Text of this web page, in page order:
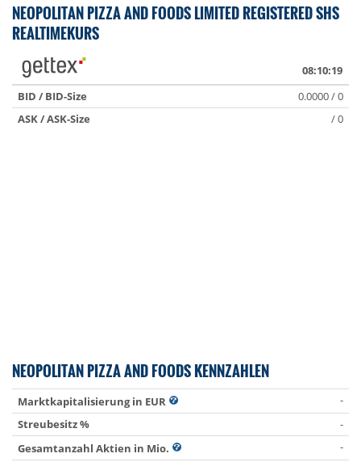
NEOPOLITAN PIZZA AND FOODS LIMITED REGISTERED SHS
REALTIMEKURS
08:10:19
BID / BID-Size
0.0000 / 0
ASK / ASK-Size
/ 0
NEOPOLITAN PIZZA AND FOODS KENNZAHLEN
Marktkapitalisierung in EUR
-
Streubesitz %
-
Gesamtanzahl Aktien in Mio.
-